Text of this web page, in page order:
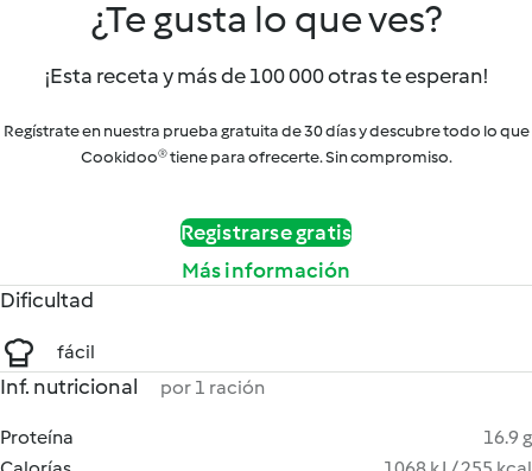
¿Te gusta lo que ves?
¡Esta receta y más de 100 000 otras te esperan!
Regístrate en nuestra prueba gratuita de 30 días y descubre todo lo que
Cookidoo® tiene para ofrecerte. Sin compromiso.
Registrarse gratis
Más información
Dificultad
fácil
Inf. nutricional por 1 ración
Proteína
16.9 g